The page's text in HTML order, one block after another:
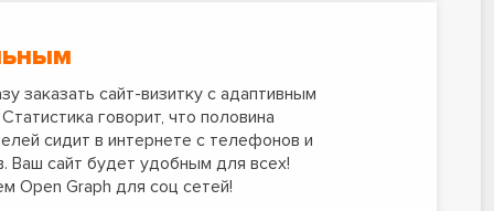
заказать сайт-визитку с адаптивным
говорит, что половина
сидит в интернете с телефонов и
Ваш сайт будет удобным для всех!
Open Graph для соц сетей!